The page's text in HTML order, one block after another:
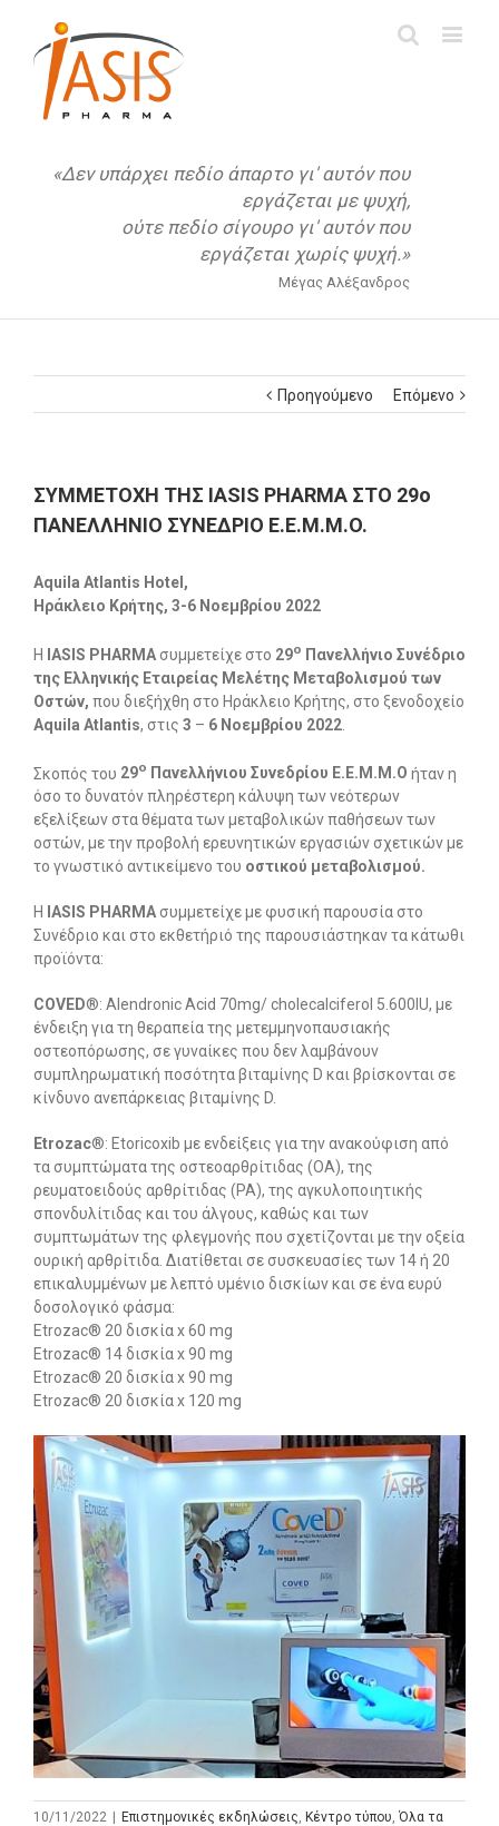
«Δεν υπάρχει πεδίο άπαρτο γι' αυτόν που
εργάζεται με ψυχή,
ούτε πεδίο σίγουρο γι' αυτόν που
εργάζεται χωρίς ψυχή.»
Μέγας Αλέξανδρος
Προηγούμενο Επόμενο
ΣΥΜΜΕΤΟΧΗ ΤΗΣ IASIS PHARMA ΣΤΟ 29ο
ΠΑΝΕΛΛΗΝΙΟ ΣΥΝΕΔΡΙΟ E.E.M.M.O.
Aquila Atlantis Hotel ,
Ηράκλειο Κρήτης, 3-6 Νοεμβρίου 2022
Η ΙΑSIS PHARMA συμμετείχε στο 29ο Πανελλήνιο Συνέδριο
της Ελληνικής Εταιρείας Μελέτης Μεταβολισμού των
Οστών, που διεξήχθη στο Ηράκλειο Κρήτης, στο ξενοδοχείο
Aquila Atlantis, στις 3 – 6 Νοεμβρίου 2022
Σκοπός του 29ο Πανελλήνιου Συνεδρίου E.E.M.M.O ήταν η
όσο το δυνατόν πληρέστερη κάλυψη των νεότερων
εξελίξεων στα θέματα των μεταβολικών παθήσεων των
οστών, με την προβολή ερευνητικών εργασιών σχετικών με
το γνωστικό αντικείμενο του οστικού μεταβολισμού.
Η ΙΑSIS PHARMA συμμετείχε με φυσική παρουσία στο
Συνέδριο και στο εκθετήριό της παρουσιάστηκαν τα κάτωθι
προϊόντα:
COVED®: Alendronic Acid 70mg/ cholecalciferol 5.600IU, με
ένδειξη για τη θεραπεία της μετεμμηνοπαυσιακής
οστεοπόρωσης, σε γυναίκες που δεν λαμβάνουν
συμπληρωματική ποσότητα βιταμίνης D και βρίσκονται σε
κίνδυνο ανεπάρκειας βιταμίνης D.
Etrozac®: Etoricoxib με ενδείξεις για την ανακούφιση από
τα συμπτώματα της οστεοαρθρίτιδας (ΟΑ), της
ρευματοειδούς αρθρίτιδας (ΡΑ), της αγκυλοποιητικής
σπονδυλίτιδας και του άλγους, καθώς και των
συμπτωμάτων της φλεγμονής που σχετίζονται με την οξεία
ουρική αρθρίτιδα. Διατίθεται σε συσκευασίες των 14 ή 20
επικαλυμμένων με λεπτό υμένιο δισκίων και σε ένα ευρύ
δοσολογικό φάσμα:
Etrozac® 20 δισκία x 60 mg
Etrozac® 14 δισκία x 90 mg
Etrozac® 20 δισκία x 90 mg
Etrozac® 20 δισκία x 120 mg
10/11/2022 | Επιστημονικές εκδηλώσεις Κέντρο τύπου Όλα τα